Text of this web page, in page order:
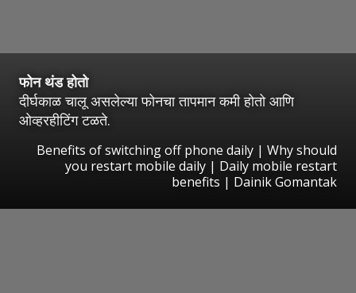
फोन थंड होतो
दीर्घकाळ चालू असलेल्या फोनचा तापमान कमी होतो आणि
ओव्हरहीटिंग टळते.
Benefits of switching off phone daily | Why should
you restart mobile daily | Daily mobile restart
benefits | Dainik Gomantak